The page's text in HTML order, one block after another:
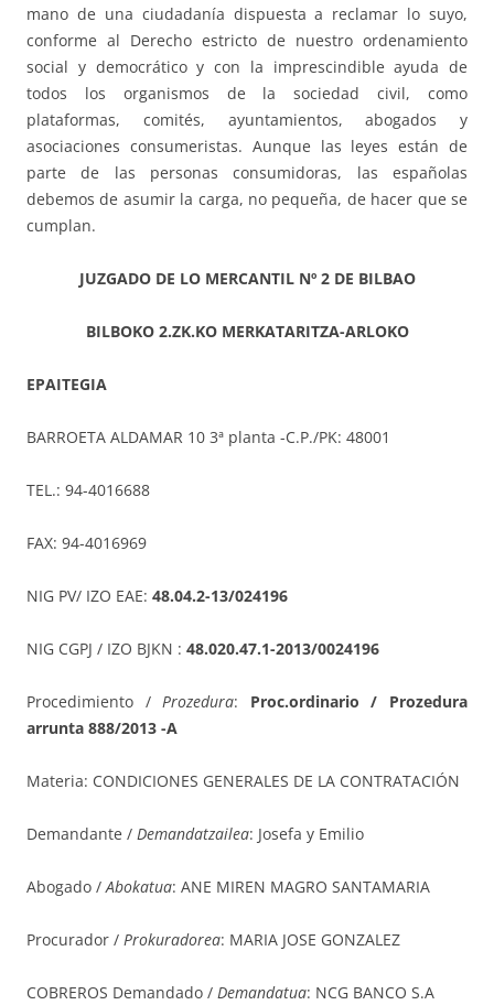
mano de una ciudadanía dispuesta a reclamar lo suyo,
conforme al Derecho estricto de nuestro ordenamiento
social y democrático y con la imprescindible ayuda de
todos los organismos de la sociedad civil, como
plataformas, comités, ayuntamientos, abogados y
asociaciones consumeristas. Aunque las leyes están de
parte de las personas consumidoras, las españolas
debemos de asumir la carga, no pequeña, de hacer que se
cumplan.
JUZGADO DE LO MERCANTIL Nº 2 DE BILBAO
BILBOKO 2.ZK.KO MERKATARITZA-ARLOKO
EPAITEGIA
BARROETA ALDAMAR 10 3ª planta -C.P./PK: 48001
TEL.: 94-4016688
FAX: 94-4016969
NIG PV/ IZO EAE: 48.04.2-13/024196
NIG CGPJ / IZO BJKN : 48.020.47.1-2013/0024196
Procedimiento /Prozedura: Proc.ordinario / Prozedura
arrunta 888/2013 -A
Materia: CONDICIONES GENERALES DE LA CONTRATACIÓN
Demandante / Demandatzailea: Josefa y Emilio
Abogado /Abokatua: ANE MIREN MAGRO SANTAMARIA
Procurador / Prokuradorea: MARIA JOSE GONZALEZ
COBREROS Demandado / Demandatua: NCG BANCO S.A